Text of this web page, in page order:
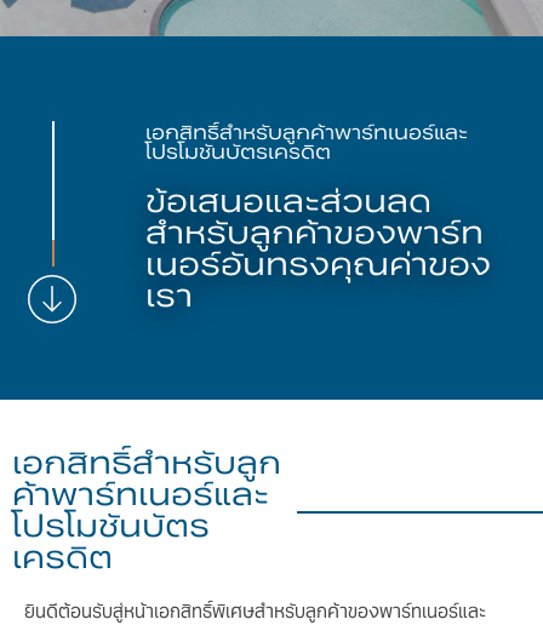
เอกสิทธิ์สำหรับลูกค้าพาร์ทเนอร์และ
โปรโมชันบัตรเครดิต
ข้อเสนอและส่วนลด
สำหรับลูกค้าของพาร์ท
เนอร์อันทรงคุณค่าของ
เรา
เอกสิทธิ์สำหรับลูก
ค้าพาร์ทเนอร์และ
โปรโมชันบัตร
เครดิต
ยินดีต้อนรับสู่หน้าเอกสิทธิ์พิเศษสำหรับลูกค้าของพาร์ทเนอร์และ